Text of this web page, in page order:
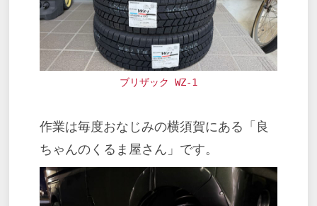
ブリザック WZ-1
作業は毎度おなじみの横須賀にある「良
ちゃんのくるま屋さん」です。